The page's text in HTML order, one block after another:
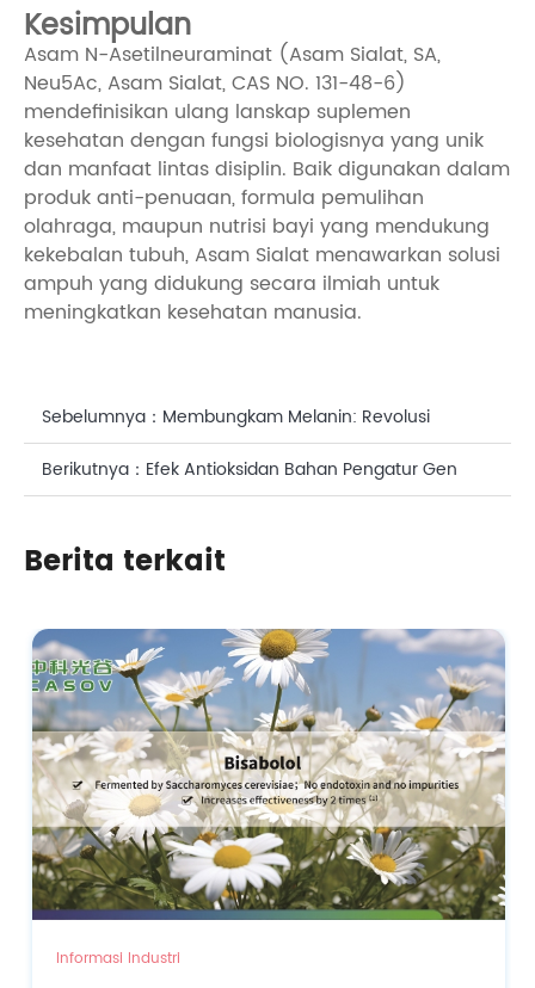
Kesimpulan
Asam N-Asetilneuraminat (Asam Sialat, SA,
Neu5Ac, Asam Sialat, CAS NO. 131-48-6)
mendefinisikan ulang lanskap suplemen
kesehatan dengan fungsi biologisnya yang unik
dan manfaat lintas disiplin. Baik digunakan dalam
produk anti-penuaan, formula pemulihan
olahraga, maupun nutrisi bayi yang mendukung
kekebalan tubuh, Asam Sialat menawarkan solusi
ampuh yang didukung secara ilmiah untuk
meningkatkan kesehatan manusia.
Sebelumnya： Membungkam Melanin: Revolusi
Pemutih RNA (siRNA) dalam Perawatan Kulit
Berikutnya： Efek Antioksidan Bahan Pengatur Gen
Berita terkait
Informasi Industri